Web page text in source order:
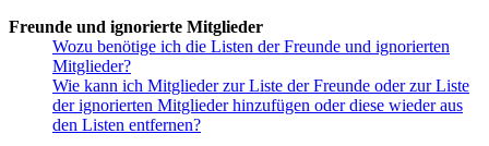
Freunde und ignorierte Mitglieder
Wozu benötige ich die Listen der Freunde und ignorierten
Mitglieder?
Wie kann ich Mitglieder zur Liste der Freunde oder zur Liste
der ignorierten Mitglieder hinzufügen oder diese wieder aus
den Listen entfernen?